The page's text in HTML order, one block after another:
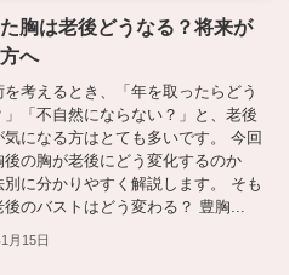
胸は老後どうなる？将来が
へ
を考えるとき、「年を取ったらどう
」「不自然にならない？」と、老後
気になる方はとても多いです。 今回
後の胸が老後にどう変化するのか
別に分かりやすく解説します。 そも
後のバストはどう変わる？ 豊胸...
月15日